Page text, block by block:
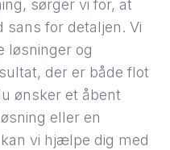
sørger vi for, at
sans for detaljen. Vi
løsninger og
der er både flot
ønsker et åbent
eller en
vi hjælpe dig med